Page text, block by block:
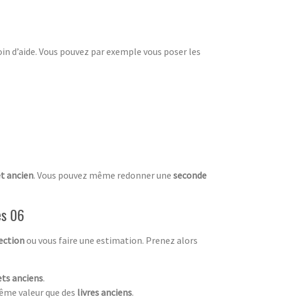
d’aide. Vous pouvez par exemple vous poser les
ancien. Vous pouvez même redonner une seconde
06
ou vous faire une estimation. Prenez alors
anciens.
valeur que des livres anciens.